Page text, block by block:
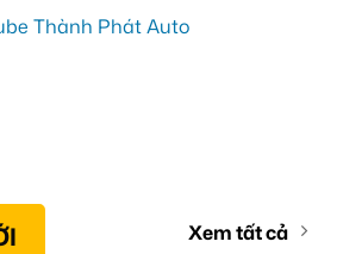
Thành Phát Auto
Xem tất cả